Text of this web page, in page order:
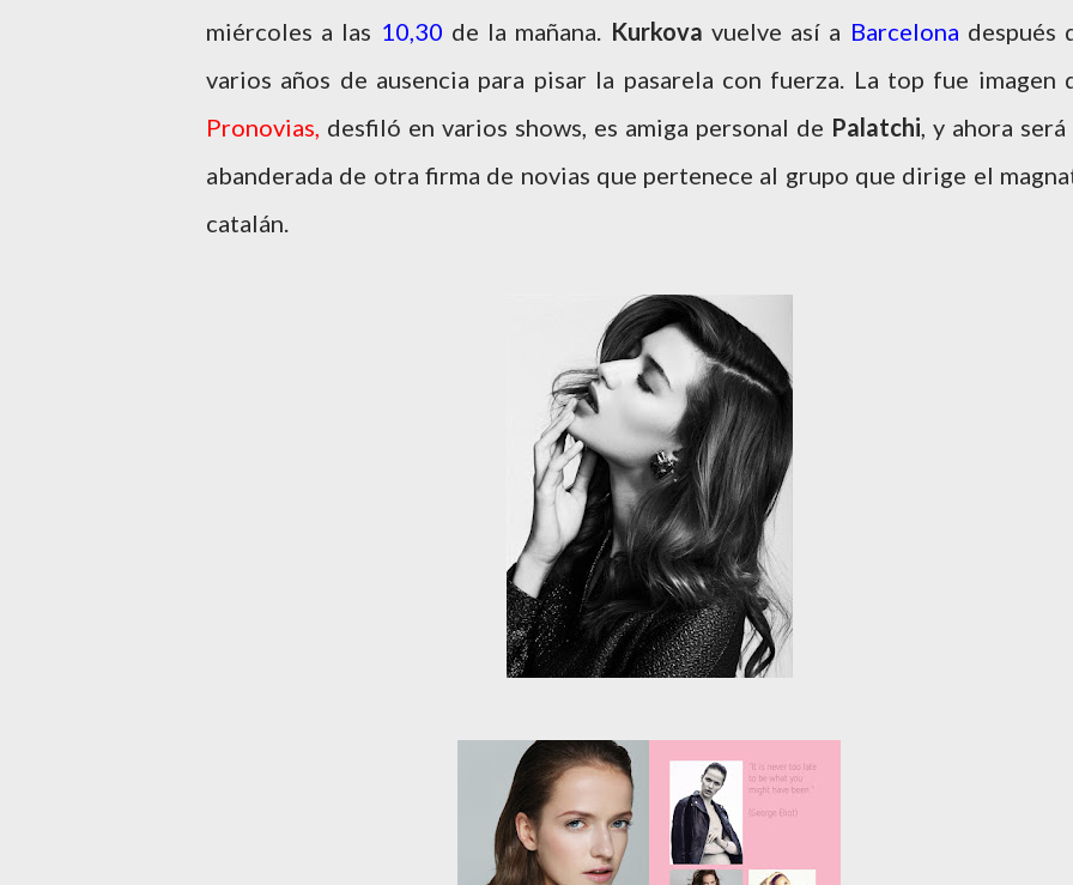
miércoles a las 10,30 de la mañana. Kurkova vuelve así a Barcelona después
varios años de ausencia para pisar la pasarela con fuerza. La top fue imagen
Pronovias, desfiló en varios shows, es amiga personal de Palatchi, y ahora será
abanderada de otra firma de novias que pertenece al grupo que dirige el
catalán.